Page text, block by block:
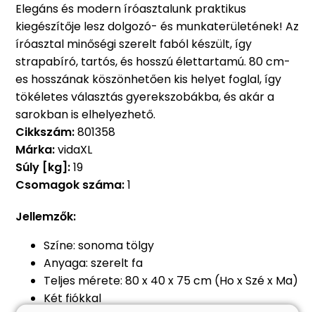
Elegáns és modern íróasztalunk praktikus
kiegészítője lesz dolgozó- és munkaterületének! Az
íróasztal minőségi szerelt faból készült, így
strapabíró, tartós, és hosszú élettartamú. 80 cm-
es hosszának köszönhetően kis helyet foglal, így
tökéletes választás gyerekszobákba, és akár a
sarokban is elhelyezhető.
Cikkszám:801358
Márka:vidaXL
Súly [kg]:19
Csomagok száma:1
Jellemzők:
Színe: sonoma tölgy
Anyaga: szerelt fa
Teljes mérete: 80 x 40 x 75 cm (Ho x Szé x Ma)
Két fiókkal